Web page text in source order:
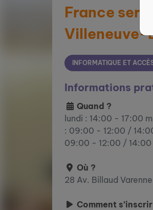
France
Villeneuve-
INFORMATIQUE ET
Informations
Quand ?
lundi : 14:00 - 17:00
: 09:00 - 12:00 /
09:00 - 12:00 /
Où ?
28 Av. Billaud
Comment